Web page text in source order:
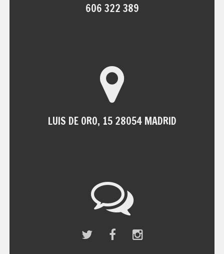
606 322 389
LUIS DE ORO, 15 28054 MADRID